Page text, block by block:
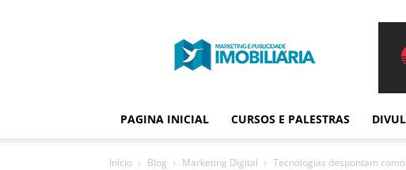
Publicidade
Imobiliária
PAGINA INICIAL CURSOS E PALESTRAS
Início Blog Marketing Digital Tecnologias despontam